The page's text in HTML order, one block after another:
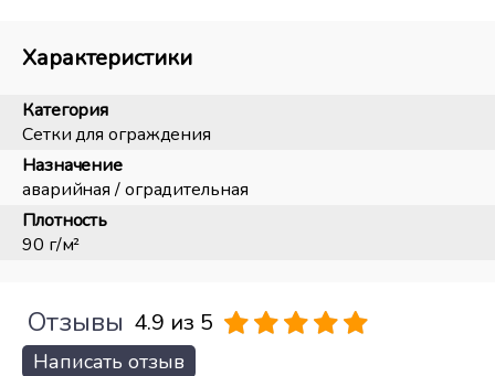
Характеристики
Категория
Сетки для ограждения
Назначение
аварийная / оградительная
Плотность
90 г/м²
Отзывы 4.9 из 5
Написать отзыв